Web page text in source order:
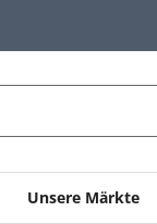
Unsere Märkte